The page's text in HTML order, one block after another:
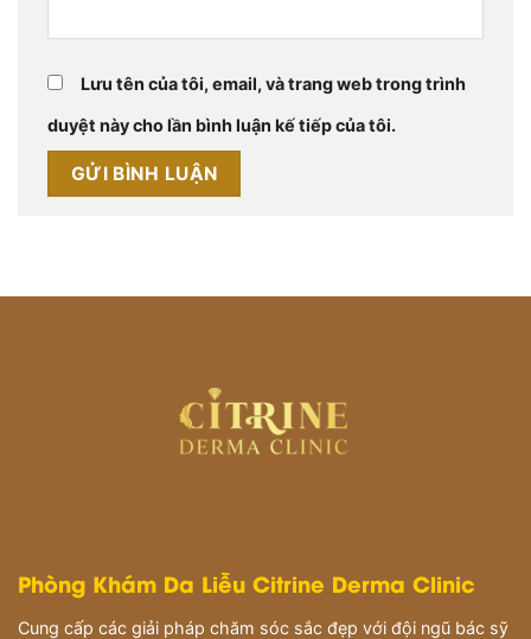
Lưu tên của tôi, email, và trang web trong trình
duyệt này cho lần bình luận kế tiếp của tôi.
Phòng Khám Da Liễu Citrine Derma Clinic
Cung cấp các giải pháp chăm sóc sắc đẹp với đội ngũ bác sỹ